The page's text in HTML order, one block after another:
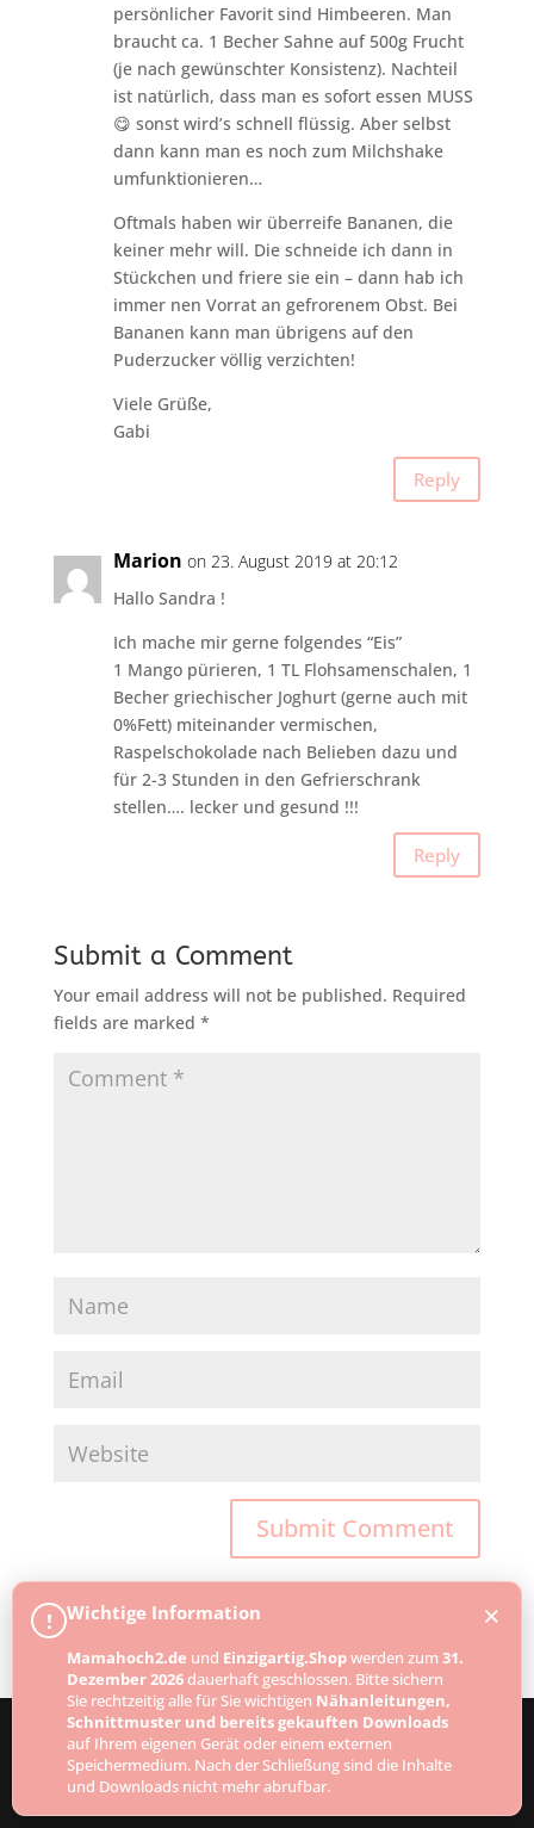
persönlicher Favorit sind Himbeeren. Man
braucht ca. 1 Becher Sahne auf 500g Frucht
(je nach gewünschter Konsistenz). Nachteil
ist natürlich, dass man es sofort essen MUSS
😋 sonst wird’s schnell flüssig. Aber selbst
dann kann man es noch zum Milchshake
umfunktionieren…
Oftmals haben wir überreife Bananen, die
keiner mehr will. Die schneide ich dann in
Stückchen und friere sie ein – dann hab ich
immer nen Vorrat an gefrorenem Obst. Bei
Bananen kann man übrigens auf den
Puderzucker völlig verzichten!
Viele Grüße,
Gabi
Reply
Marion on 23. August 2019 at 20:12
Hallo Sandra !
Ich mache mir gerne folgendes “Eis”
1 Mango pürieren, 1 TL Flohsamenschalen, 1
Becher griechischer Joghurt (gerne auch mit
0%Fett) miteinander vermischen,
Raspelschokolade nach Belieben dazu und
für 2-3 Stunden in den Gefrierschrank
stellen…. lecker und gesund !!!
Reply
Submit a Comment
Your email address will not be published. Required
fields are marked *
Designed byElegant Themes| Powered by
WordPress
! Wichtige Information
Mamahoch2.de und Einzigartig.Shopwerden zum 31.
Dezember 2026dauerhaft geschlossen. Bitte sichern
Sie rechtzeitig alle für Sie wichtigen Nähanleitungen,
Schnittmuster und bereits gekauften Downloads
auf Ihrem eigenen Gerät oder einem externen
Speichermedium. Nach der Schließung sind die Inhalte
und Downloads nicht mehr abrufbar.
×